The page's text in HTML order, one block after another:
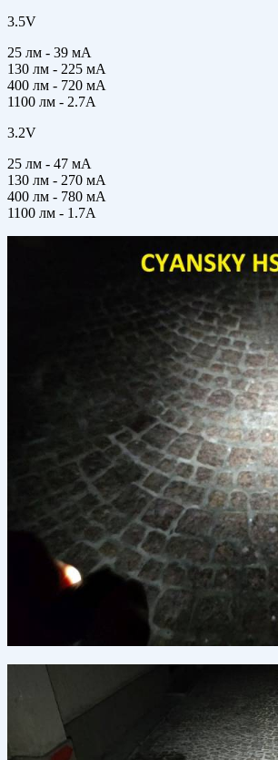
3.5V
25 лм - 39 мА
130 лм - 225 мА
400 лм - 720 мА
1100 лм - 2.7А
3.2V
25 лм - 47 мА
130 лм - 270 мА
400 лм - 780 мА
1100 лм - 1.7А